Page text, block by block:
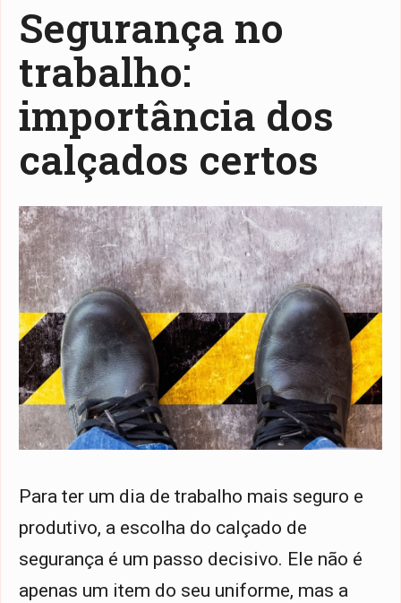
Segurança no
trabalho:
importância dos
calçados certos
Para ter um dia de trabalho mais seguro e
produtivo, a escolha do calçado de
segurança é um passo decisivo. Ele não é
apenas um item do seu uniforme, mas a